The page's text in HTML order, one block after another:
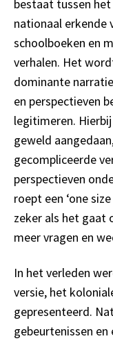
bestaat tussen
nationaal erkende
schoolboeken en
verhalen. Het
dominante
en perspectieven
legitimeren.
geweld
gecompliceerde
perspectieven
roept een ‘one
zeker als het gaat
meer vragen en
In het verleden
versie, het
gepresenteerd.
gebeurtenissen en